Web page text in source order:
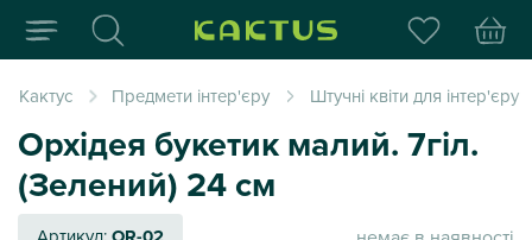
Інтернет-магазин
Кактус Предмети інтер'єру Штучні квіти для інтер'єру
Орхідея букетик малий. 7гіл.
(Зелений) 24 см